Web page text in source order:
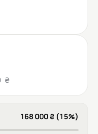
₴
168 000 ₴ (15%)